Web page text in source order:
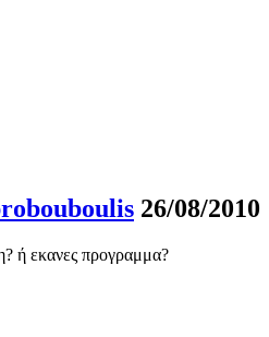
26/08/2010
ή εκανες προγραμμα?